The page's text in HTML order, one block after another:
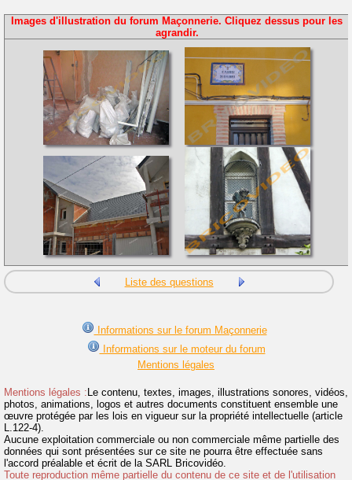
Images d'illustration du forum Maçonnerie. Cliquez dessus pour les
agrandir.
Liste des questions
Informations sur le forum Maçonnerie
Informations sur le moteur du forum
Mentions légales
Mentions légales :Le contenu, textes, images, illustrations sonores, vidéos,
photos, animations, logos et autres documents constituent ensemble une
œuvre protégée par les lois en vigueur sur la propriété intellectuelle (article
L.122-4).
Aucune exploitation commerciale ou non commerciale même partielle des
données qui sont présentées sur ce site ne pourra être effectuée sans
l'accord préalable et écrit de la SARL Bricovidéo.
Toute reproduction même partielle du contenu de ce site et de l'utilisation